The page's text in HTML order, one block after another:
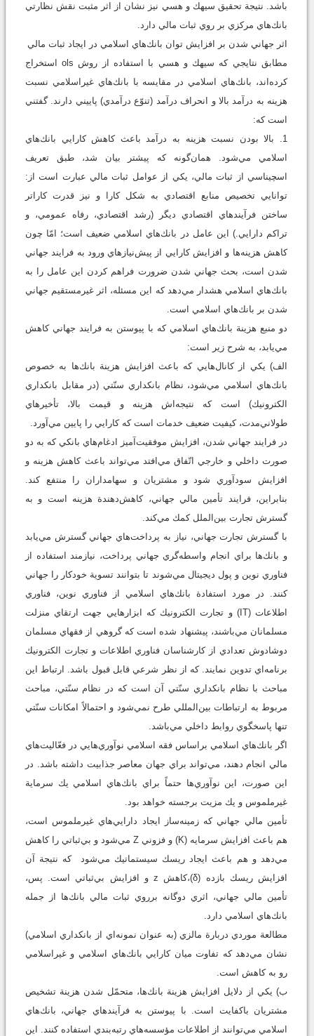
باشد. نتيجة تحقيق سيهك و هسي نيز نشان از اثر مثبت نقش نظارتي
بانك‌هاي مركزي بر روي ثبات مالي دارد.
اثر جهاني شدن بر افزايش توان بانك‌هاي اسلامي در ايجاد ثبات مالي
مطابق نتايجي كه سيهك و هسي با استفاده از روش ols استخراج
كرده‌اند، بانك‌هاي اسلامي در مقايسه با بانك‌هاي غيراسلامي نسبت
هزينه به درآمد بالا و انحراف درآمد (تنوّع درآمدي) پاييني دارند. گفتني
است كه:
1. بالا بودن نسبت هزينه به درآمد باعث كاهش كارايي بانك‌هاي
اسلامي مي‌شود. همان‌گونه كه پيشتر بيان شد، طبق تعريف
اسچيناسي از ثبات مالي، يكي از عوامل ثبات مالي عبارت است از:
توانايي تخصيص منابع اقتصادي به شكل كارا و نيز قدرت كاراتر
ساختن فرآيندهاي اقتصادي ديگر (رشد اقتصادي، رفاه عمومي، و
تراكم دارايي.) اين عامل در بانك‌هاي اسلامي ضعيف است؛ امّا چون
كاهش هزينه‌ها و افزايش كارايي از پيش‌نيازهاي ورود به فرايند جهاني
شدن است، بحث جهاني شدن ضرورت فراهم كردن اين عامل را به
بانك‌هاي اسلامي هشدار مي‌دهد كه اين مسئله، اثر غيرمستقيم جهاني
شدن بر بانك‌هاي اسلامي است.
دو منبع هزينة بانك‌هاي اسلامي كه با پيوستن به فرايند جهاني كاهش
مي‌يابد، به شرح زير است:
الف) يكي از كانال‌هايي كه باعث افزايش هزينة بانك‌ها به خصوص
بانك‌هاي اسلامي مي‌شود، نظام بانكداري سنّتي (در مقابل بانكداري
الكترونيك) است كه نتيجه‌اش هزينه‌ و قيمت بالا،‌ تأخيرهاي
طولاني‌مدت، كيفيت ضعيف خدمات است كه كارايي را پايين مي‌آورد.
در فرايند جهاني شدن، افزايش موفقيت‌آميز ادغام‌هاي بانكي كه به دو
صورت داخلي و خارجي اتّفاق مي‌افتد مي‌تواند باعث كاهش هزينه و
افزايش سودآوري شود و مشتريان و سهامداران را منتفع كند.
بنابراين، فرايند تأمين مالي جهاني، كاهش‌دهندة هزينه است و به
گسترش تجارت بين‌الملل كمك مي‌كند.
با گسترش تجارت جهاني، نياز به پرداخت‌هاي جهاني گسترش مي‌يابد
و بانك‌ها براي انجام واسطه‌گري جهاني پرداخت، نيازمند استفاده از
فناوري نوين و پول ديجيتال مي‌شوند تا بتوانند تسوية خودكار را جهاني
كنند. در مورد استفادة بانك‌هاي اسلامي از فناوري نوين، فناوري
اطلاعات (IT) و تجارت الكترونيك كه ابزارهايي جهت ارتقاي منزلت
مسلمانان مي‌باشند، پيشنهاد شده است كه گروهي از فقهاي مسلمان
دوشادوش تعدادي از كارشناسان فناوري اطلاعات و تجارت الكترونيك
برنامه‌‌اي تدوين نمايند. كه از نظر شرعي قابل قبول باشد. ارتباط اين
مباحث با نظام بانكداري سنّتي آن است كه در نظام سنّتي، مباحث
مربوط به ارتباطات بين‌المللي طرح نمي‌شود و احتمالاً امكانات سنّتي
تنها پاسخگوي روابط داخلي مي‌باشد.
اگر بانك‌هاي اسلامي براساس فقه‌ اسلامي نوآوري‌هايي در فعّاليت‌هاي
مالي انجام دهند، مي‌تواند براي جهان معاصر جذابيت داشته باشد. در
اين صورت، اين نوآوري‌ها حتماً براي بانك‌هاي اسلامي يك سرماية
غيرملموس و يك مزيت برجسته خواهد بود.
تأمين مالي جهاني كه زمينه‌ساز ايجاد دارايي‌هاي غيرملموس است،
هم باعث افزايش سرمايه (K) و فزوني Z مي‌شود و بي‌ثباتي را كاهش
مي‌دهد و هم باعث ايجاد ريسك سيستماتيك مي‌شود كه نتيجة آن
افزايش ريسك بازده (δ)،كاهش z و افزايش بي‌ثباتي است. پس،
تأمين مالي جهاني، اثري دوگانه برروي ثبات مالي بانك‌ها از جمله
بانك‌هاي اسلامي دارد.
مطالعة موردي دربارة مالزي (به عنوان نمونه‌اي از بانكداري اسلامي)
نشان مي‌دهد كه تفاوت ميان كارايي بانك‌هاي اسلامي و غيراسلامي
رو به كاهش است.
ب) يكي از دلايل افزايش هزينة بانك‌ها، متحمّل شدن هزينة تشخيص
مشتريان باكفايت است. با پيوستن به فرآيندهاي جهاني، بانك‌هاي
اسلامي مي‌توانند از اطلاعات مؤسسه‌هاي رتبه‌بندي استفاده كنند. اين